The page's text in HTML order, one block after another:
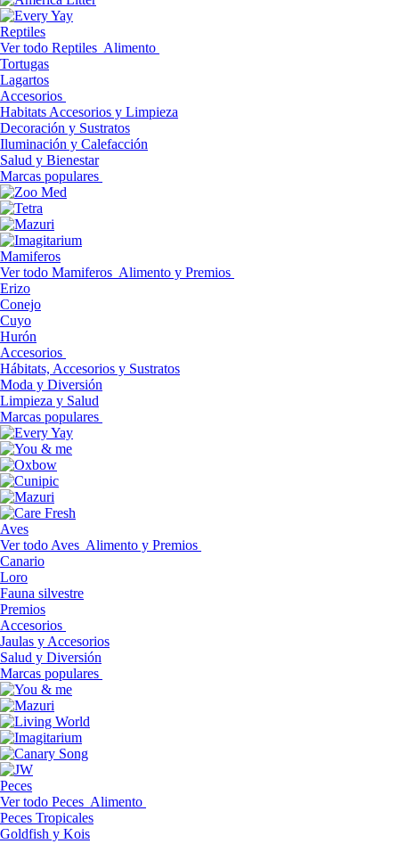
Reptiles
Ver todo Reptiles Alimento
Tortugas
Lagartos
Accesorios
Habitats Accesorios y Limpieza
Decoración y Sustratos
Iluminación y Calefacción
Salud y Bienestar
Marcas populares
Mamiferos
Ver todo Mamiferos Alimento y Premios
Erizo
Conejo
Cuyo
Hurón
Accesorios
Hábitats, Accesorios y Sustratos
Moda y Diversión
Limpieza y Salud
Marcas populares
Aves
Ver todo Aves Alimento y Premios
Canario
Loro
Fauna silvestre
Premios
Accesorios
Jaulas y Accesorios
Salud y Diversión
Marcas populares
Peces
Ver todo Peces Alimento
Peces Tropicales
Goldfish y Kois